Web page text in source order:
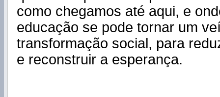
como chegamos até aqui, e
educação se pode tornar um
transformação social, para
e reconstruir a esperança.